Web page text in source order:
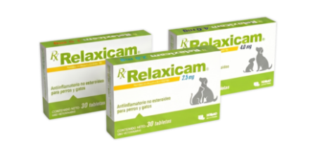
Rx Relaxicam® Tabletas 1, 2.5 y 4 mg
Línea de Antiinflamatorios